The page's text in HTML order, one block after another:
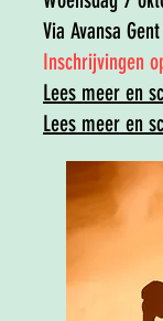
Via Avansa Gent
​Inschrijvingen
Lees meer en
Lees meer en